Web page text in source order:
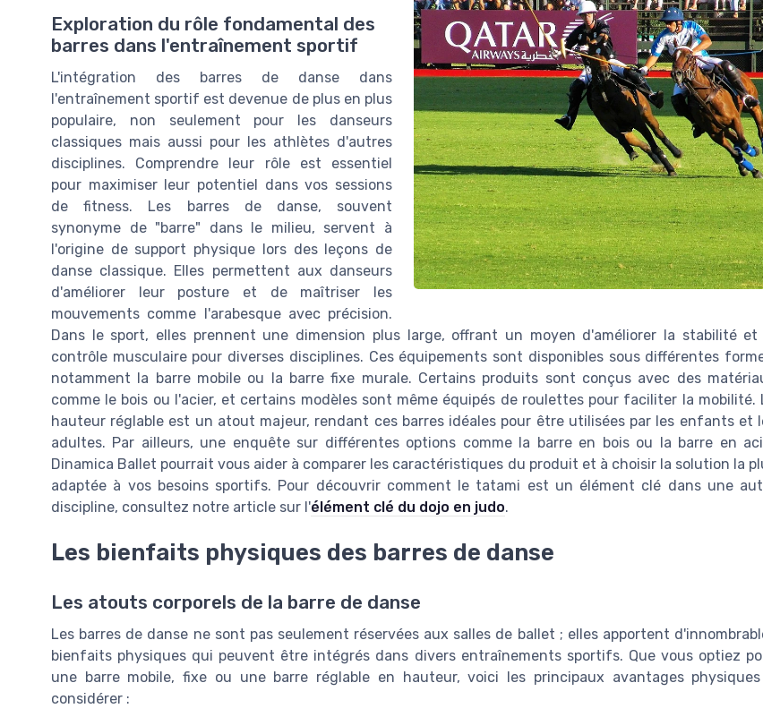
Exploration du rôle fondamental des
barres dans l'entraînement sportif
L'intégration des barres de danse dans
l'entraînement sportif est devenue de plus en plus
populaire, non seulement pour les danseurs
classiques mais aussi pour les athlètes d'autres
disciplines. Comprendre leur rôle est essentiel
pour maximiser leur potentiel dans vos sessions
de fitness. Les barres de danse, souvent
synonyme de "barre" dans le milieu, servent à
l'origine de support physique lors des leçons de
danse classique. Elles permettent aux danseurs
d'améliorer leur posture et de maîtriser les
mouvements comme l'arabesque avec précision.
Dans le sport, elles prennent une dimension plus large, offrant un moyen d'améliorer la stabilité et
contrôle musculaire pour diverses disciplines. Ces équipements sont disponibles sous différentes
notamment la barre mobile ou la barre fixe murale. Certains produits sont conçus avec des
comme le bois ou l'acier, et certains modèles sont même équipés de roulettes pour faciliter la mobilité.
hauteur réglable est un atout majeur, rendant ces barres idéales pour être utilisées par les enfants et
adultes. Par ailleurs, une enquête sur différentes options comme la barre en bois ou la barre en
Dinamica Ballet pourrait vous aider à comparer les caractéristiques du produit et à choisir la solution la
adaptée à vos besoins sportifs. Pour découvrir comment le tatami est un élément clé dans une
discipline, consultez notre article sur l'élément clé du dojo en judo.
Les bienfaits physiques des barres de danse
Les atouts corporels de la barre de danse
Les barres de danse ne sont pas seulement réservées aux salles de ballet ; elles apportent
bienfaits physiques qui peuvent être intégrés dans divers entraînements sportifs. Que vous optiez
une barre mobile, fixe ou une barre réglable en hauteur, voici les principaux avantages
considérer :